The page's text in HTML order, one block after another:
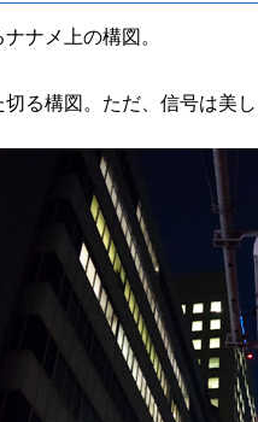
ナメ上の構図。
る構図。ただ、信号は美